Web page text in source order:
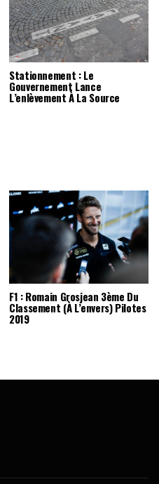
Stationnement : Le
Gouvernement Lance
L’enlèvement À La Source
F1 : Romain Grosjean 3ème Du
Classement (à L’envers) Pilotes
2019